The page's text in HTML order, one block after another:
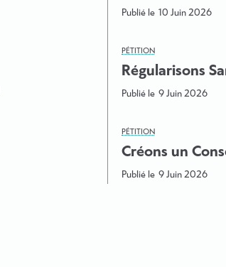
Publié le 10 Juin 2026
PÉTITION
Régularisons
Publié le 9 Juin 2026
PÉTITION
Créons un
Publié le 9 Juin 2026